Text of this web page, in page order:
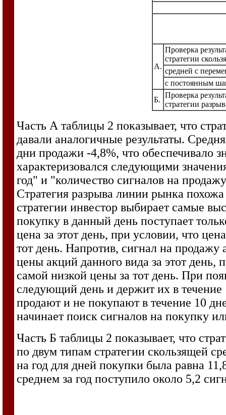
А.
Проверка
стратегии
средней с
с постоянным
Б.
Проверка
стратегии
Часть А таблицы 2 показывает, что
давали аналогичные результаты.
дни продажи -4,8%, что обеспечивало
характеризовался следующими
год" и "количество сигналов на
Стратегия разрыва линии рынка
стратегии инвестор выбирает самые
покупку в данный день поступает
цена за этот день, при условии, что
тот день. Напротив, сигнал на
цены акций данного вида за этот
самой низкой цены за тот день. При
следующий день и держит их в
продают и не покупают в течение 10
начинает поиск сигналов на покупку
Часть Б таблицы 2 показывает, что
по двум типам стратегии скользящей
на год для дней покупки была равна
среднем за год поступило около 5,2